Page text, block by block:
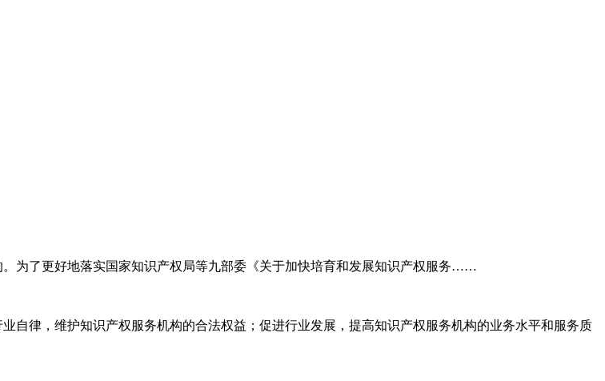
为了更好地落实国家知识产权局等九部委《关于加快培育和发展知识产权服务……
自律，维护知识产权服务机构的合法权益；促进行业发展，提高知识产权服务机构的业务水平和服务质